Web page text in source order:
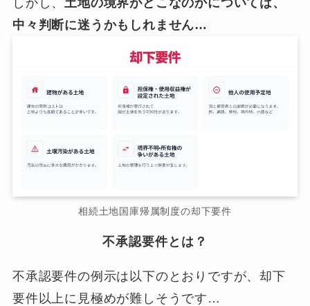
しかし、土地の境界がどこなのかについては、
中々判断に迷うかもしれません…
相続土地国庫帰属制度の却下要件
不承認要件とは？
不承認要件の例示は以下のとおりですが、却下
要件以上に見極めが難しそうです…